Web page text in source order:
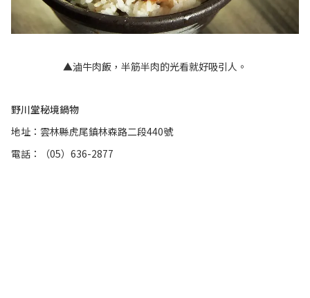
▲滷牛肉飯，半筋半肉的光看就好吸引人。
野川堂秘境鍋物
地址：雲林縣虎尾鎮林森路二段440號
電話：（05）636-2877